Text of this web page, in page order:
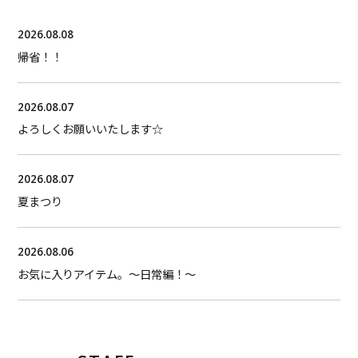
2026.08.08
帰省！！
2026.08.07
よろしくお願いいたします☆
2026.08.07
夏まつり
2026.08.06
お気に入りアイテム。〜日常編！〜